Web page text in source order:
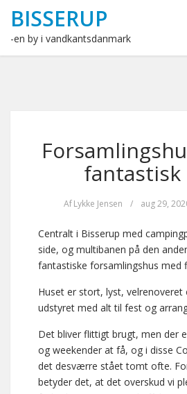
BISSERUP
-en by i vandkantsdanmark
fantastisk
Af Lykke Jensen / aug 29,
Centralt i Bisserup med
side, og multibanen på den
fantastiske forsamlingshus med
Huset er stort, lyst, velrenoveret
udstyret med alt til fest og
Det bliver flittigt brugt, men der
og weekender at få, og i disse
det desværre stået tomt ofte.
betyder det, at det overskud vi